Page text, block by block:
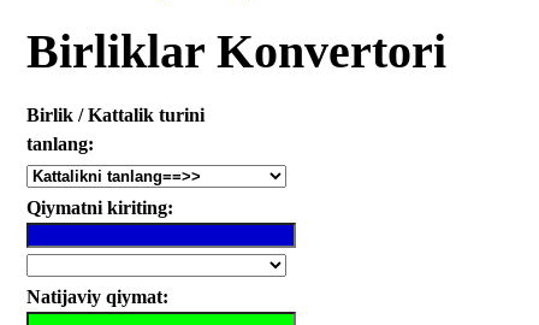
Birliklar Konvertori
Birlik / Kattalik turini
tanlang:
Qiymatni kiriting:
Natijaviy qiymat: